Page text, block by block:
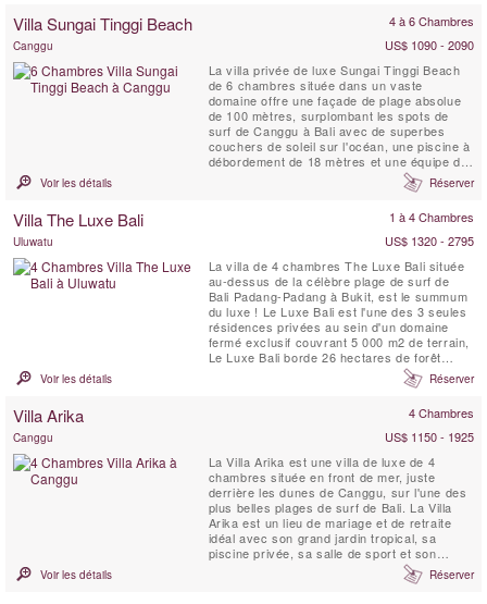
Villa Sungai Tinggi Beach 4 à 6 Chambres
Canggu
US$ 1090 - 2090
La villa privée de luxe Sungai Tinggi Beach
de 6 chambres située dans un vaste
domaine offre une façade de plage absolue
de 100 mètres, surplombant les spots de
surf de Canggu à Bali avec de superbes
couchers de soleil sur l'océan, une piscine à
débordement de 18 mètres et une équipe de
personnel professionnel pour choyer les
clients de la villa. Les propriétés comme la
Sungai Tinggi Beach Villa peut également
Voir les détails Réserver
Villa The Luxe Bali 1 à 4 Chambres
Uluwatu
US$ 1320 - 2795
La villa de 4 chambres The Luxe Bali située
au-dessus de la célèbre plage de surf de
Bali Padang-Padang à Bukit, est le summum
du luxe ! Le Luxe Bali est l'une des 3 seules
résidences privées au sein d'un domaine
fermé exclusif couvrant 5 000 m2 de terrain,
Le Luxe Bali borde 26 hectares de forêt
vierge. Perchée sur l'un des meilleurs
emplacements au sommet d'une falaise de
spot de surf et les plages en contrebas, le
Voir les détails Réserver
Villa Arika 4 Chambres
Canggu
US$ 1150 - 1925
La Villa Arika est une villa de luxe de 4
chambres située en front de mer, juste
derrière les dunes de Canggu, sur l'une des
plus belles plages de surf de Bali. La Villa
Arika est un lieu de mariage et de retraite
idéal avec son grand jardin tropical, sa
piscine privée, sa salle de sport et son
personnel à plein temps. Cette villa de luxe
sur la plage offre une vue sur le Bukit de Bali
Voir les détails Réserver